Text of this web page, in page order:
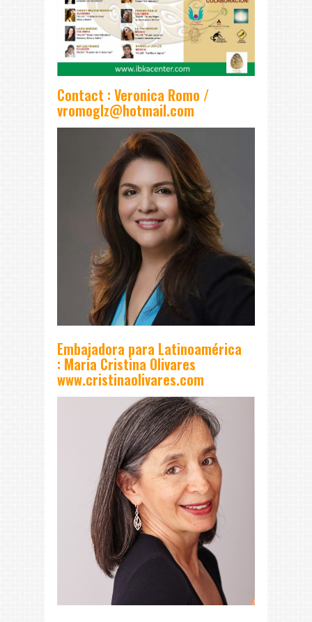
Contact : Veronica Romo /
vromoglz@hotmail.com
Embajadora para Latinoamérica
: Maria Cristina Olivares
www.cristinaolivares.com